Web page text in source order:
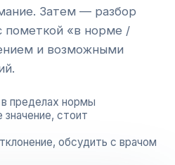
Затем — разбор
пометкой «в норме /
и возможными
пределах нормы
стоит
обсудить с врачом